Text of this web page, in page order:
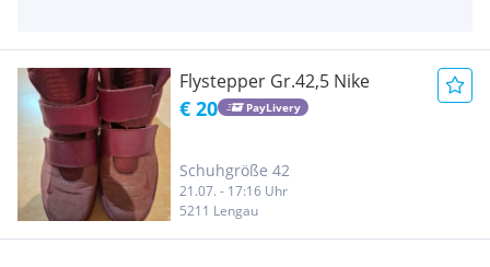
Flystepper Gr.42,5 Nike
€ 20 PayLivery
Schuhgröße 42
21.07. - 17:16 Uhr
5211 Lengau